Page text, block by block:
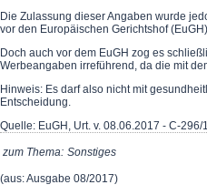
Die Zulassung dieser Angaben wurde
vor den Europäischen Gerichtshof
Doch auch vor dem EuGH zog es
Werbeangaben irreführend, da die mit
Hinweis: Es darf also nicht mit
Entscheidung.
Quelle: EuGH, Urt. v. 08.06.2017 - C-296/
zum Thema: Sonstiges
(aus: Ausgabe 08/2017)